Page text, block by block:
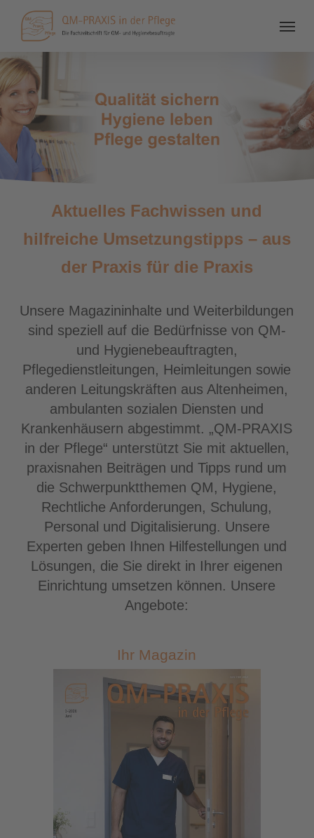
Aktuelles Fachwissen und
hilfreiche Umsetzungstipps – aus
der Praxis für die Praxis
Unsere Magazininhalte und Weiterbildungen
sind speziell auf die Bedürfnisse von QM-
und Hygienebeauftragten,
Pflegedienstleitungen, Heimleitungen sowie
anderen Leitungskräften aus Altenheimen,
ambulanten sozialen Diensten und
Krankenhäusern abgestimmt. „QM-PRAXIS
in der Pflege“ unterstützt Sie mit aktuellen,
praxisnahen Beiträgen und Tipps rund um
die Schwerpunktthemen QM, Hygiene,
Rechtliche Anforderungen, Schulung,
Personal und Digitalisierung. Unsere
Experten geben Ihnen Hilfestellungen und
Lösungen, die Sie direkt in Ihrer eigenen
Einrichtung umsetzen können. Unsere
Angebote:
Ihr Magazin